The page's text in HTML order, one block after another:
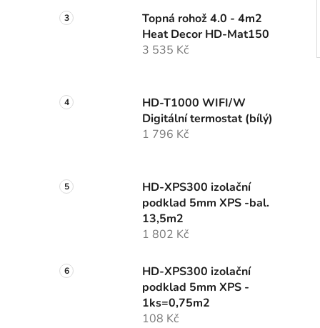
l
Topná rohož 4.0 - 4m2
Heat Decor HD-Mat150
3 535 Kč
HD-T1000 WIFI/W
Digitální termostat (bílý)
1 796 Kč
HD-XPS300 izolační
podklad 5mm XPS -bal.
13,5m2
1 802 Kč
HD-XPS300 izolační
podklad 5mm XPS -
1ks=0,75m2
108 Kč